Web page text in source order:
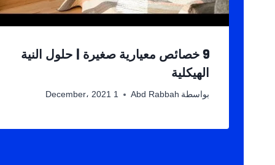
9 خصائص معيارية صغيرة | حلول النية
الهيكلية
بواسطة Abd Rabbah 1 December، 2021